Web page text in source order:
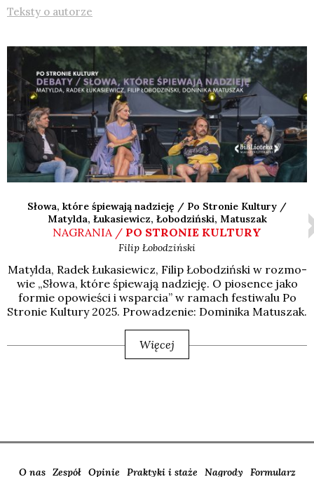
Teksty o autorze
Słowa, które śpiewają nadzieję / Po Stronie Kultury /
Matylda, Łukasiewicz, Łobodziński, Matuszak
NAGRANIA / PO STRONIE KULTURY
Filip Łobodziński
Matyl­da, Radek Łuka­sie­wicz, Filip Łobo­dziń­ski w roz­mo­
wie „Sło­wa, któ­re śpie­wa­ją nadzie­ję. O pio­sen­ce jako
for­mie opo­wie­ści i wspar­cia” w ramach festi­wa­lu Po
Stro­nie Kul­tu­ry 2025. Pro­wa­dze­nie: Domi­ni­ka Matu­szak.
Więcej
O nas Zespół Opinie Praktyki i staże Nagrody Formularz